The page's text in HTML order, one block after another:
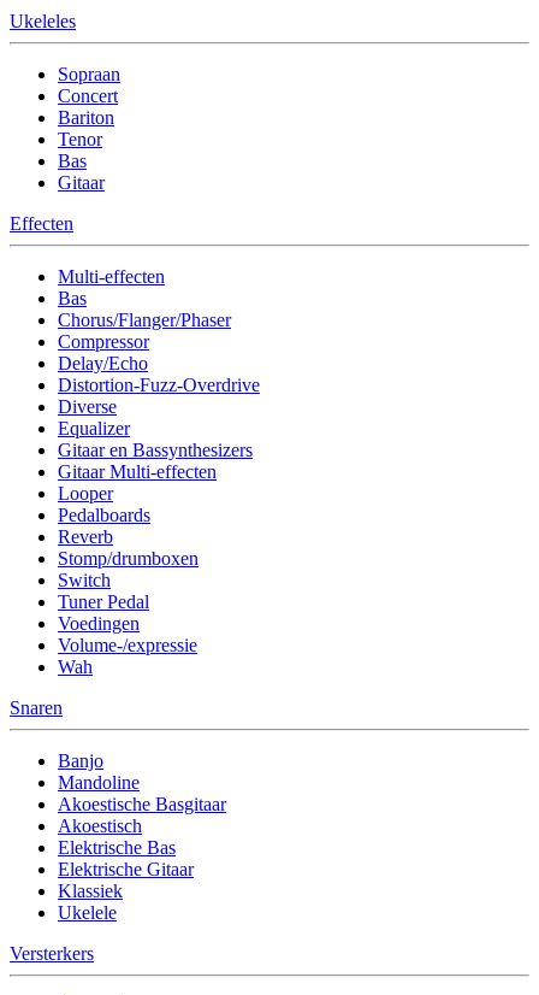
Ukeleles
Sopraan
Concert
Bariton
Tenor
Bas
Gitaar
Effecten
Multi-effecten
Bas
Chorus/Flanger/Phaser
Compressor
Delay/Echo
Distortion-Fuzz-Overdrive
Diverse
Equalizer
Gitaar en Bassynthesizers
Gitaar Multi-effecten
Looper
Pedalboards
Reverb
Stomp/drumboxen
Switch
Tuner Pedal
Voedingen
Volume-/expressie
Wah
Snaren
Banjo
Mandoline
Akoestische Basgitaar
Akoestisch
Elektrische Bas
Elektrische Gitaar
Klassiek
Ukelele
Versterkers